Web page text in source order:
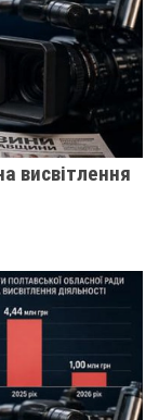
висвітлення